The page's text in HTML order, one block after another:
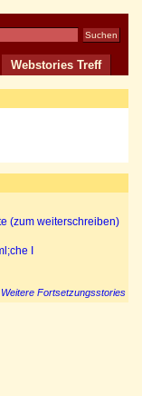
Webstories Treff
(zum weiterschreiben)
I
Weitere Fortsetzungsstories